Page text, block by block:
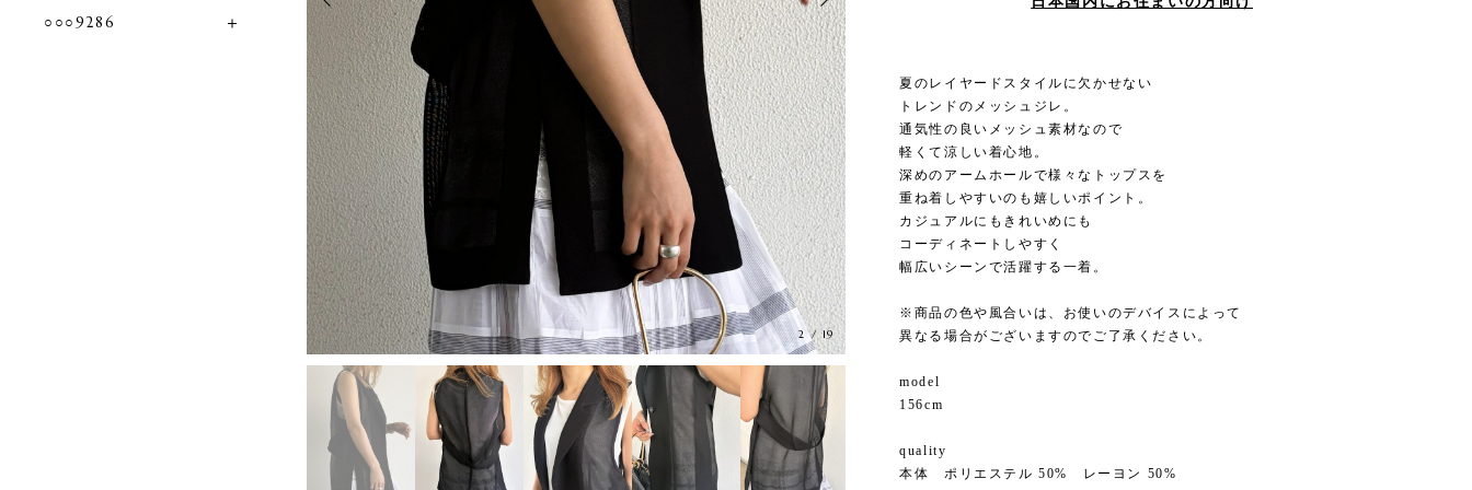
○○○9286
3 /19
夏のレイヤードスタイルに欠かせない
トレンドのメッシュジレ。
通気性の良いメッシュ素材なので
軽くて涼しい着心地。
深めのアームホールで様々なトップスを
重ね着しやすいのも嬉しいポイント。
カジュアルにもきれいめにも
コーディネートしやすく
幅広いシーンで活躍する一着。
※商品の色や風合いは、お使いのデバイスによって
異なる場合がございますのでご了承ください。
model
156cm
quality
本体 ポリエステル 50% レーヨン 50%